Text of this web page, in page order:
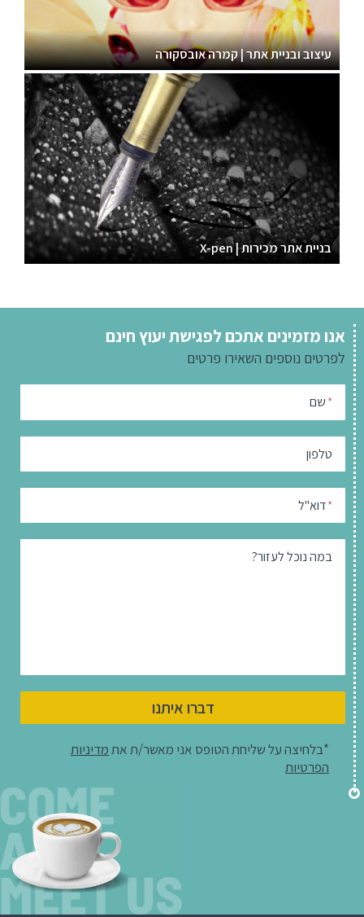
עיצוב ובניית אתר | קמרה אובסקורה
בניית אתר מכירות | X-pen
אנו מזמינים אתכם לפגישת יעוץ חינם
לפרטים נוספים השאירו פרטים
* שם
טלפון
*דוא"ל
במה נוכל לעזור?
דברו איתנו
*בלחיצה על שליחת הטופס אני מאשר/ת אתמדיניות
הפרטיות